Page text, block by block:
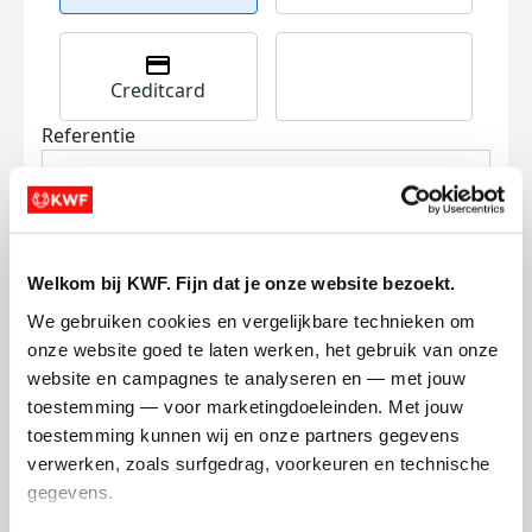
Welkom bij KWF. Fijn dat je onze website bezoekt.
We gebruiken cookies en vergelijkbare technieken om
onze website goed te laten werken, het gebruik van onze
website en campagnes te analyseren en — met jouw
toestemming — voor marketingdoeleinden. Met jouw
toestemming kunnen wij en onze partners gegevens
verwerken, zoals surfgedrag, voorkeuren en technische
gegevens.
Creditcard
Referentie
Ik wil bijdragen aan de transactiekosten
en betaal €0.75 extra.
Doneer nu